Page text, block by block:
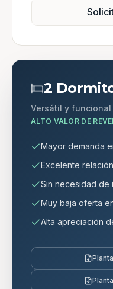
2
Versátil y funcional
ALTO VALOR DE
Mayor demanda
Excelente
Sin necesidad de
Muy baja oferta
Alta apreciación